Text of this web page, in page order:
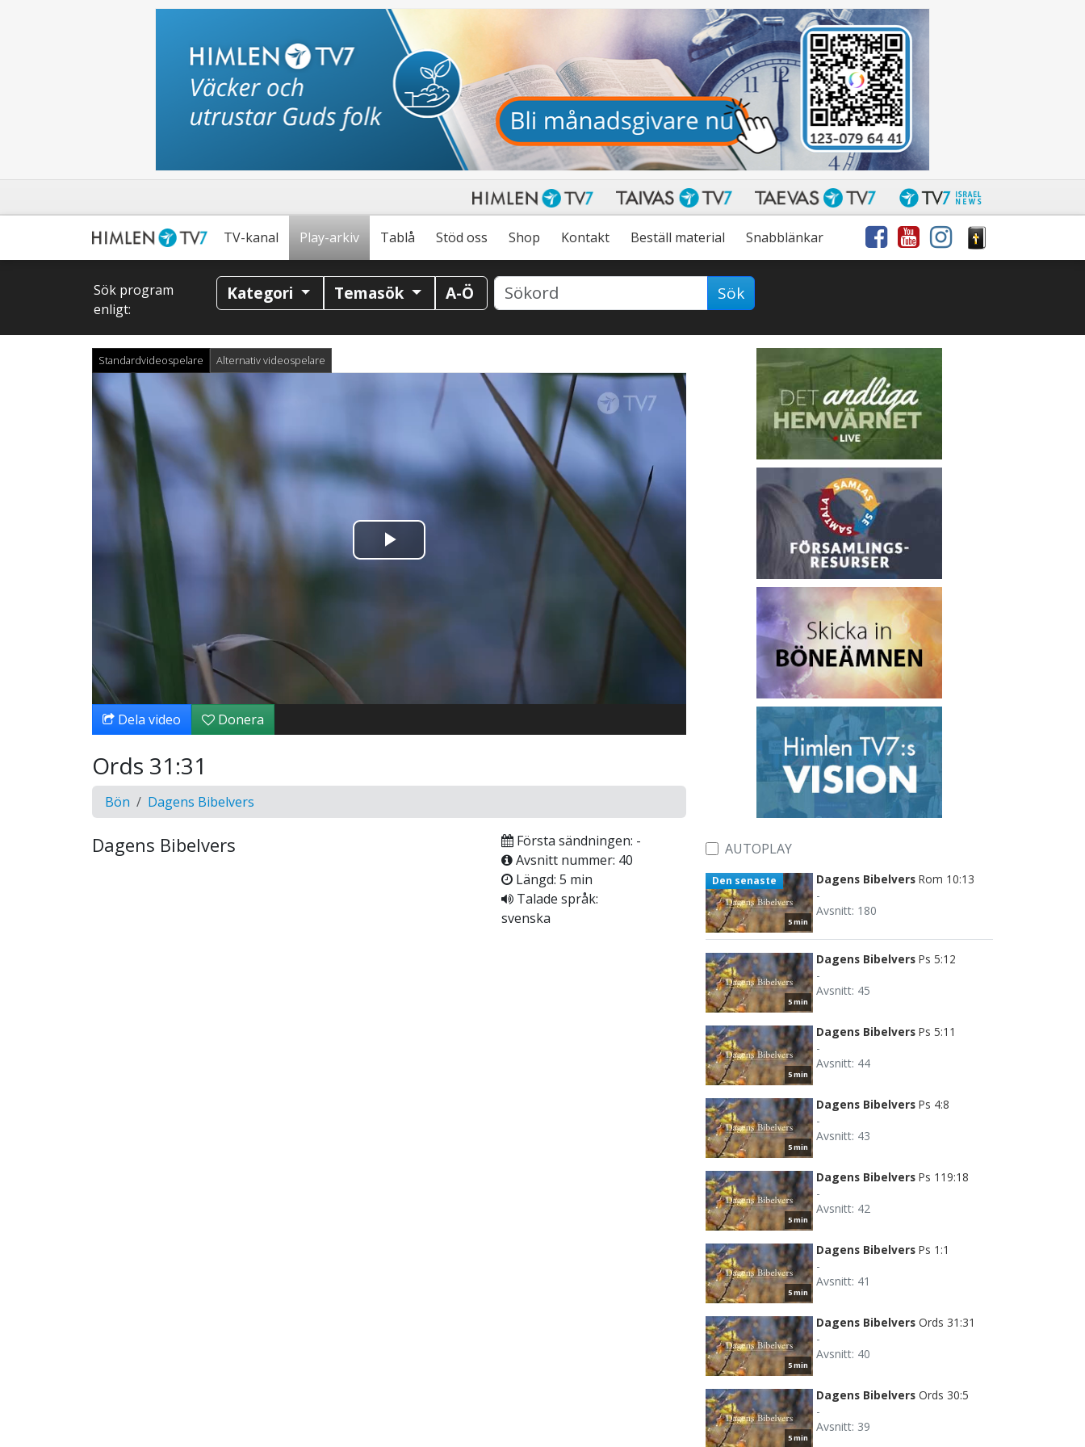
TV-kanal Play-arkiv Tablå Stöd oss Shop Kontakt Beställ material Snabblänkar
Sök program
enligt:
Kategori Temasök A-Ö Sök
Standardvideospelare Alternativ videospelare
Spela
Dela video Donera
Ords 31:31
Bön Dagens Bibelvers
Dagens Bibelvers
Första sändningen: -
Avsnitt nummer: 40
Längd: 5 min
Talade språk:
svenska
AUTOPLAY
5 min
Den senaste Dagens Bibelvers Rom 10:13
-
Avsnitt: 180
5 min
Dagens Bibelvers Ps 5:12
-
Avsnitt: 45
5 min
Dagens Bibelvers Ps 5:11
-
Avsnitt: 44
5 min
Dagens Bibelvers Ps 4:8
-
Avsnitt: 43
5 min
Dagens Bibelvers Ps 119:18
-
Avsnitt: 42
5 min
Dagens Bibelvers Ps 1:1
-
Avsnitt: 41
5 min
Dagens Bibelvers Ords 31:31
-
Avsnitt: 40
5 min
Dagens Bibelvers Ords 30:5
-
Avsnitt: 39